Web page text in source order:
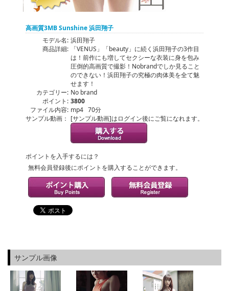
高画質3MB Sunshine 浜田翔子
モデル名: 浜田翔子
商品詳細:
「VENUS」「beauty」に続く浜田翔子の3作目
は！前作にも増してセクシーな衣装に身を包み
圧倒的高画質で撮影！Nobrandでしか見ること
のできない！浜田翔子の究極の肉体美を全て魅
せます！
カテゴリー: No brand
ポイント: 3800
ファイル内容: mp4 70分
サンプル動画： [サンプル動画]はログイン後にご覧になれます。
ポイントを入手するには？
無料会員登録後にポイントを購入することができます。
サンプル画像